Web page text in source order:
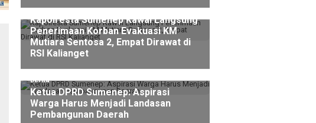
Peristiwa
Kapolresta Sumenep Kawal Langsung
Penerimaan Korban Evakuasi KM
Mutiara Sentosa 2, Empat Dirawat di
RSI Kalianget
Berita
Ketua DPRD Sumenep: Aspirasi
Warga Harus Menjadi Landasan
Pembangunan Daerah